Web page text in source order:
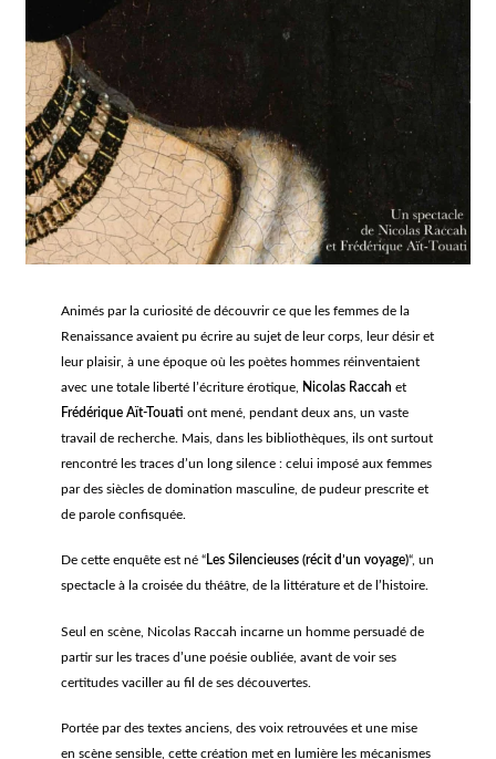
Animés par la curiosité de découvrir ce que les femmes de la
Renaissance avaient pu écrire au sujet de leur corps, leur désir et
leur plaisir, à une époque où les poètes hommes réinventaient
avec une totale liberté l’écriture érotique,
Nicolas Raccah et
Frédérique Aït-Touati ont mené, pendant deux ans, un vaste
travail de recherche. Mais, dans les bibliothèques, ils ont surtout
rencontré les traces d’un long silence : celui imposé aux femmes
par des siècles de domination masculine, de pudeur prescrite et
de parole confisquée.
De cette enquête est né “Les Silencieuses (récit d’un voyage)“, un
spectacle à la croisée du théâtre, de la littérature et de l’histoire.
Seul en scène, Nicolas Raccah incarne un homme persuadé de
partir sur les traces d’une poésie oubliée, avant de voir ses
certitudes vaciller au fil de ses découvertes.
Portée par des textes anciens, des voix retrouvées et une mise
en scène sensible, cette création met en lumière les mécanismes